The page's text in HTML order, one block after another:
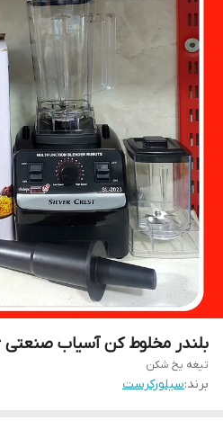
بلندر مخلوط کن آسیاب صنعتی 6 تیغه سیلورکرست ۲۰۲۳
تیغه یخ شکن
برند:سیلورکرست